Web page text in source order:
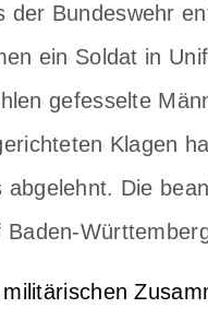
der Bundeswehr
ein Soldat in
gefesselte
Klagen
Die